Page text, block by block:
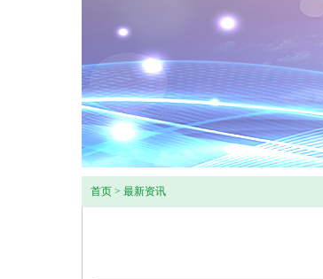
首页 > 最新资讯